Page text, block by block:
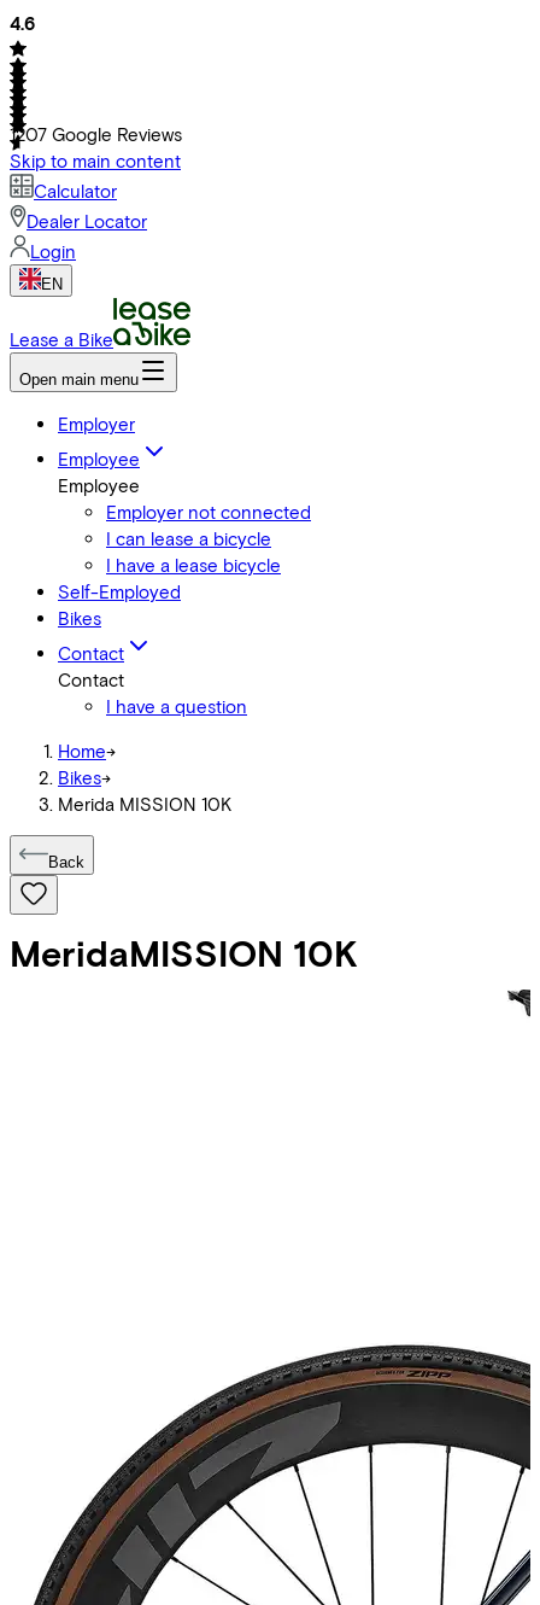
4.6
1207 Google Reviews
Skip to main content
Calculator
Dealer Locator
Login
EN
Lease a Bike
Open main menu
Employer
Employee
Employee
Employer not connected
I can lease a bicycle
I have a lease bicycle
Self-Employed
Bikes
Contact
Contact
I have a question
Home->
Bikes->
Merida MISSION 10K
Back
MeridaMISSION 10K